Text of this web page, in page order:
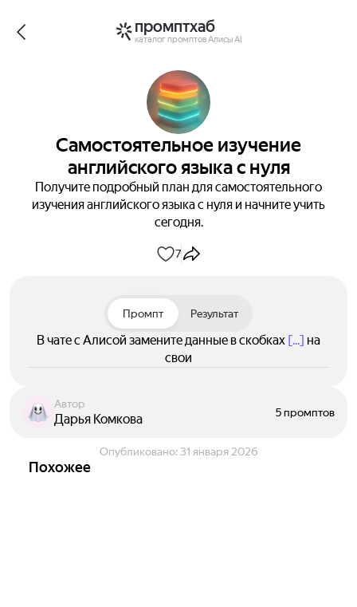
промптхаб
каталог промптов Алисы AI
Самостоятельное изучение
английского языка с нуля
Получите подробный план для самостоятельного
изучения английского языка с нуля и начните учить
сегодня.
7
Промпт Результат
В чате с Алисой замените данные в скобках [...] на
свои
Автор
Дарья Комкова 5 промптов
Опубликовано: 31 января 2026
Похожее